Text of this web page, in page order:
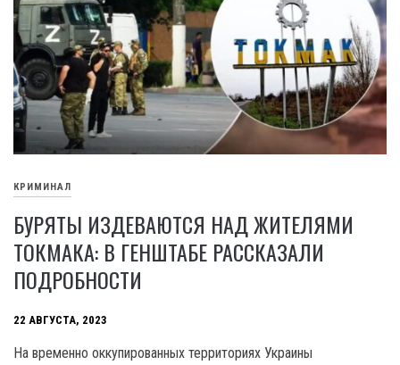
КРИМИНАЛ
БУРЯТЫ ИЗДЕВАЮТСЯ НАД ЖИТЕЛЯМИ
ТОКМАКА: В ГЕНШТАБЕ РАССКАЗАЛИ
ПОДРОБНОСТИ
22 АВГУСТА, 2023
На временно оккупированных территориях Украины